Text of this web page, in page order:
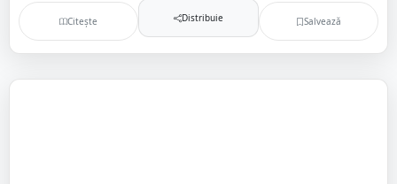
Citește Distribuie Salvează